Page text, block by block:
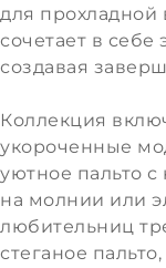
для прохладной
сочетает в себе
создавая
Коллекция
укороченные
уютное пальто
на молнии или
любительниц
стеганое